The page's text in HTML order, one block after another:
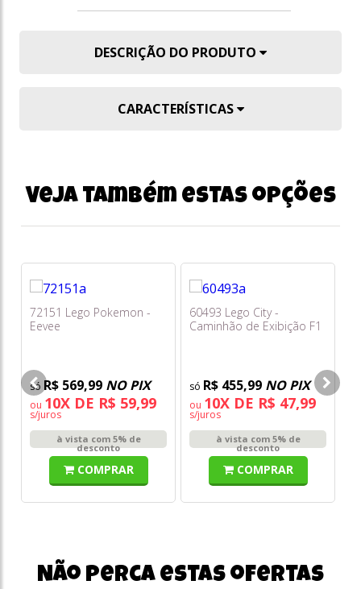
DESCRIÇÃO DO PRODUTO
CARACTERÍSTICAS
Veja também estas opções
72151 Lego Pokemon -
Eevee
R$ 569,99 NO PIX
ou 10X DE R$ 59,99
s/juros
à vista com 5% de
desconto
COMPRAR
60493 Lego City -
Caminhão de Exibição F1
R$ 455,99 NO PIX
ou 10X DE R$ 47,99
s/juros
à vista com 5% de
desconto
COMPRAR
Não perca estas ofertas